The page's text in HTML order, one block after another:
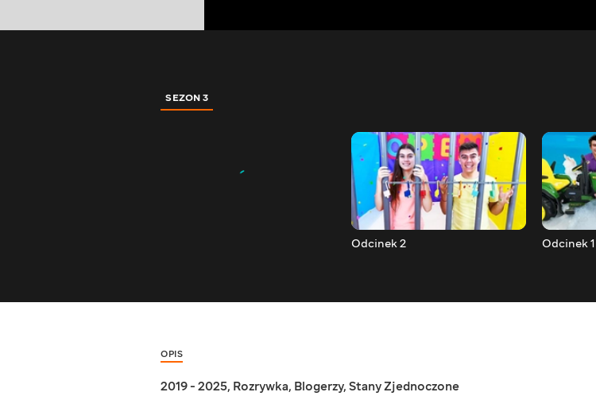
SEZON 3
Odcinek 2 Odcinek 1
OPIS
2019 - 2025, Rozrywka, Blogerzy, Stany Zjednoczone